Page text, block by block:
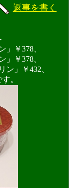
返事を書く
￥378、
」￥378、
」￥432、
。